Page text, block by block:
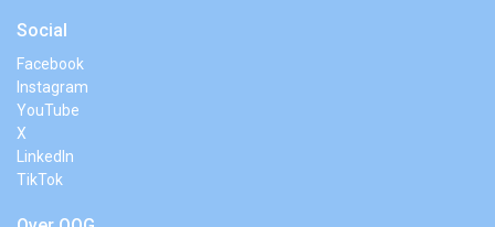
Social
Facebook
Instagram
YouTube
X
LinkedIn
TikTok